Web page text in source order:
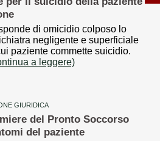
di omicidio colposo lo
negligente e superficiale
paziente commette suicidio.
a leggere)
GIURIDICA
del Pronto Soccorso
del paziente